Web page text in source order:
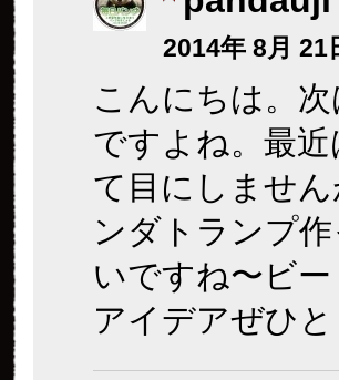
2014年 8月 21
こんにちは。
ですよね。最
て目にしませ
ンダトランプ
いですね〜ビ
アイデアぜひ